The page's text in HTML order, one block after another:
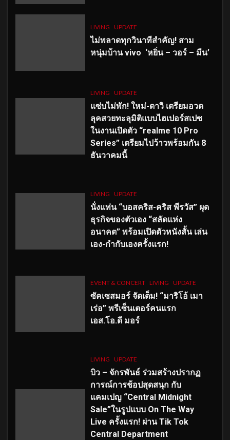
LIVING UPDATE
ไม่พลาดทุกวินาทีสำคัญ! สาม
หนุ่มบ้าน vivo ‘หยิ่น – วอร์ – มีน’
LIVING UPDATE
แซ่บไม่พัก! ใหม่-ดาวิ เตรียมอวด
ลุคสวยทะลุมิติแบบไฮเปอร์สเปซ
ในงานเปิดตัว “realme 10 Pro
Series” เตรียมไปว้าวพร้อมกัน 8
ธันวาคมนี้
LIVING UPDATE
นั่งแท่น “บอสคริส-คริส พีรวัส” ผุด
ธุรกิจของตัวเอง “สลัดแห่ง
อนาคต” พร้อมเปิดตัวหนังสั้น เล่น
เอง-กำกับเองครั้งแรก!
EVENT & CONCERT LIVING UPDATE
ซัคเซสมอร์ จัดเต็ม! “มาริโอ้ เมา
เร่อ” พรีเซ็นเตอร์คนแรก
เอส.โอ.ดี มอร์
LIVING UPDATE
บิว – จักรพันธ์ ร่วมสร้างปรากฏ
การณ์การช้อปสุดสนุก กับ
แคมเปญ “Central Midnight
Sale”ในรูปแบบ On The Way
Live ครั้งแรก! ผ่าน Tik Tok
Central Department